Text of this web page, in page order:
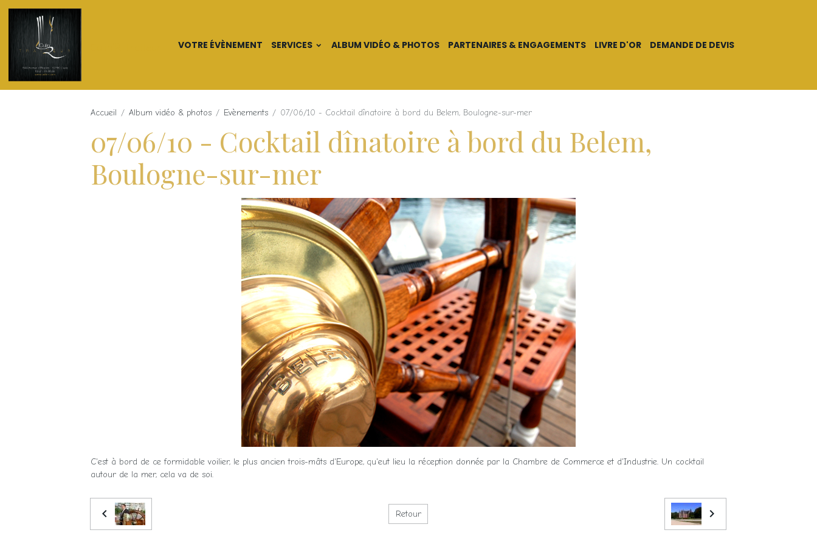
VOTRE ÉVÈNEMENT SERVICES ALBUM VIDÉO & PHOTOS PARTENAIRES & ENGAGEMENTS LIVRE D'OR DEMANDE DE DEVIS
Accueil Album vidéo & photos Evènements 07/06/10 - Cocktail dînatoire à bord du Belem, Boulogne-sur-mer
07/06/10 - Cocktail dînatoire à bord du Belem,
Boulogne-sur-mer
C'est à bord de ce formidable voilier, le plus ancien trois-mâts d'Europe, qu'eut lieu la réception donnée par la Chambre de Commerce et d'Industrie. Un cocktail
autour de la mer, cela va de soi.
Retour